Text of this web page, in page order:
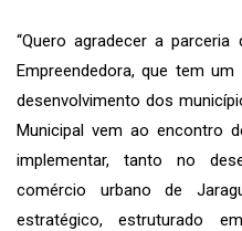
“Quero agradecer a
Empreendedora, que tem
desenvolvimento dos
Municipal vem ao encontro
implementar, tanto no
comércio urbano de
estratégico, estruturado